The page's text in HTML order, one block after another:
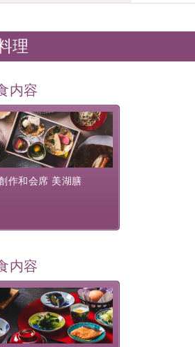
理
内容
作和会席 美湖膳
とは諏訪の地で特別を
る為に料理長・神原 裕
え出した創作和会席で
しい諏訪湖の幸...
内容
りとした和食膳に使わ
材は、諏訪の名産品を
んに取り入れ、安心・